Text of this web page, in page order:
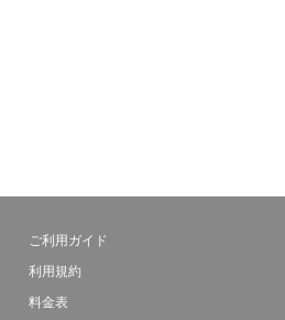
ご利用ガイド
利用規約
料金表